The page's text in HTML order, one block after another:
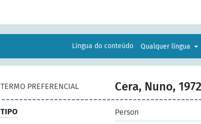
Língua do conteúdo Qualquer língua
TERMO PREFERENCIAL Cera, Nuno,
TIPO
Person